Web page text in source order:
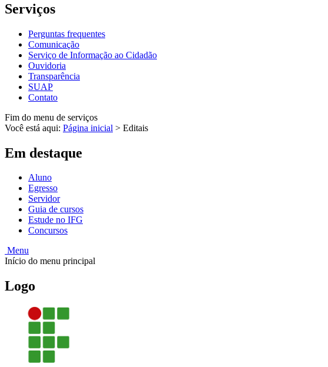
Serviços
Perguntas frequentes
Comunicação
Serviço de Informação ao Cidadão
Ouvidoria
Transparência
SUAP
Contato
Fim do menu de serviços
Você está aqui: Página inicial > Editais
Em destaque
Aluno
Egresso
Servidor
Guia de cursos
Estude no IFG
Concursos
Menu
Início do menu principal
Logo